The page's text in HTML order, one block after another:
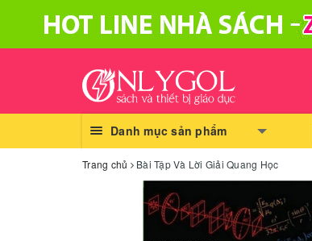
Danh mục sản phẩm
Trang chủ Bài Tập Và Lời Giải Quang Học